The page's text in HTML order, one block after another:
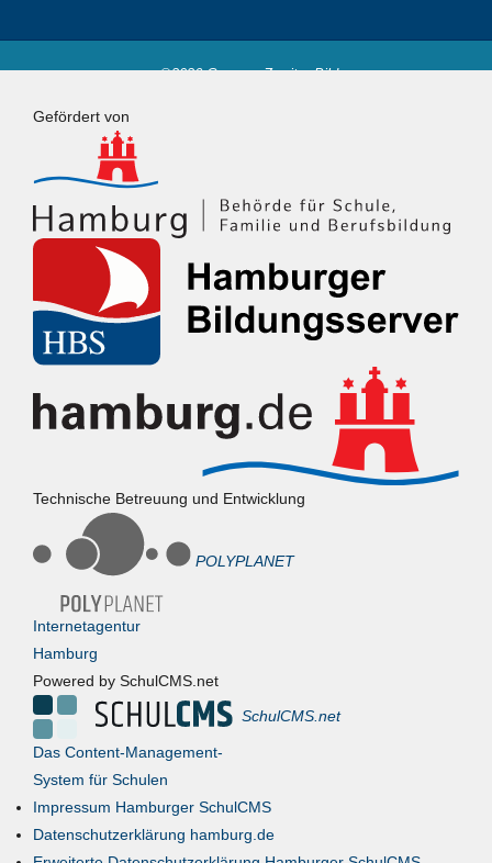
©2026 Campus Zweiter Bildungsweg
Gefördert von
Technische Betreuung und Entwicklung
POLYPLANET
Internetagentur
Hamburg
Powered by SchulCMS.net
SchulCMS.net
Das Content-Management-
System für Schulen
Impressum Hamburger SchulCMS
Datenschutzerklärung hamburg.de